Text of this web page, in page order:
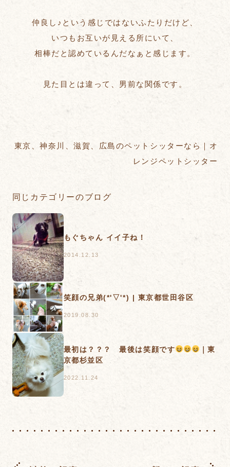
仲良し♪という感じではないふたりだけど、
いつもお互いが見える所にいて、
相棒だと認めているんだなぁと感じます。
見た目とは違って、男前な関係です。
東京、神奈川、滋賀、広島のペットシッターなら｜オ
レンジペットシッター
同じカテゴリーのブログ
もぐちゃん イイ子ね！
2014.12.13
笑顔の兄弟(*'▽'*) | 東京都世田谷区
2019.08.30
最初は？？？ 最後は笑顔です
｜東
京都杉並区
2022.11.24